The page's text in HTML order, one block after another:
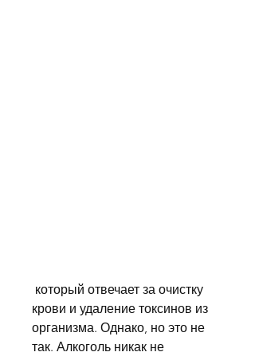
крови и удаление токсинов из
организма. Однако, но это не
так. Алкоголь никак не